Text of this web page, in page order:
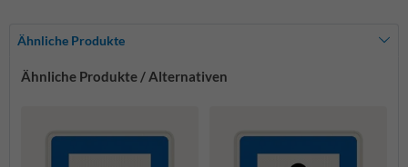
Ähnliche Produkte
Ähnliche Produkte / Alternativen